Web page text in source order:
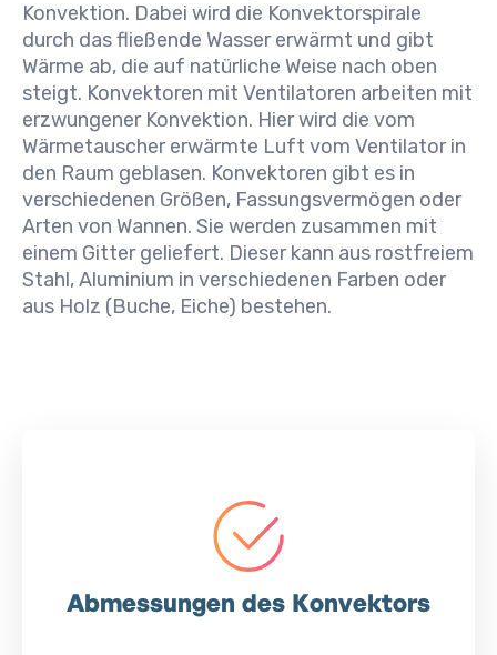
Konvektion. Dabei wird die Konvektorspirale
durch das fließende Wasser erwärmt und gibt
Wärme ab, die auf natürliche Weise nach oben
steigt. Konvektoren mit Ventilatoren arbeiten mit
erzwungener Konvektion. Hier wird die vom
Wärmetauscher erwärmte Luft vom Ventilator in
den Raum geblasen. Konvektoren gibt es in
verschiedenen Größen, Fassungsvermögen oder
Arten von Wannen. Sie werden zusammen mit
einem Gitter geliefert. Dieser kann aus rostfreiem
Stahl, Aluminium in verschiedenen Farben oder
aus Holz (Buche, Eiche) bestehen.
Abmessungen des Konvektors